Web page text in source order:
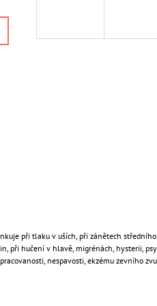
při tlaku v uších, při zánětech
při hučení v hlavě, migrénách, hysterii,
nespavosti, ekzému zevního